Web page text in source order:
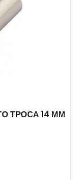
ТРОСА 14 ММ